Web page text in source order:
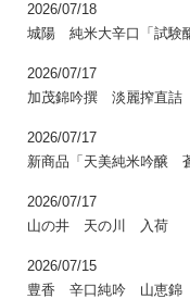
NEWS
2026/07/18
城陽 純米大辛口「試験
2026/07/17
加茂錦吟撰 淡麗搾直
2026/07/17
新商品「天美純米吟醸
2026/07/17
山の井 天の川 入荷
2026/07/15
豊香 辛口純吟 山恵